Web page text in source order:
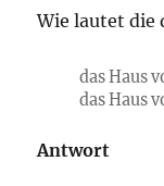
Wie lautet die
das Haus
das Haus
Antwort